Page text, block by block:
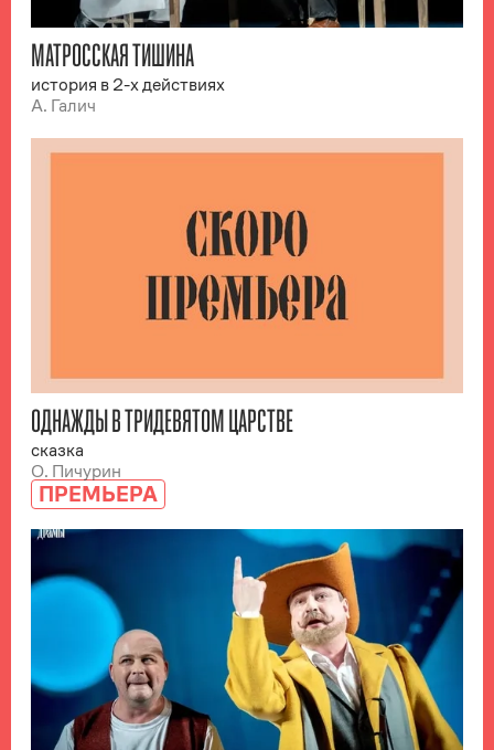
МАТРОССКАЯ ТИШИНА
история в 2-х действиях
А. Галич
ОДНАЖДЫ В ТРИДЕВЯТОМ ЦАРСТВЕ
сказка
О. Пичурин
ПРЕМЬЕРА